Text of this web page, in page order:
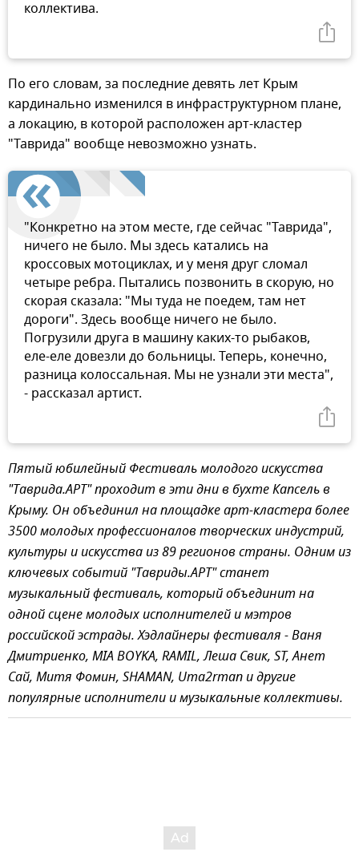
коллектива.
По его словам, за последние девять лет Крым
кардинально изменился в инфраструктурном плане,
а локацию, в которой расположен арт-кластер
"Таврида" вообще невозможно узнать.
"Конкретно на этом месте, где сейчас "Таврида",
ничего не было. Мы здесь катались на
кроссовых мотоциклах, и у меня друг сломал
четыре ребра. Пытались позвонить в скорую, но
скорая сказала: "Мы туда не поедем, там нет
дороги". Здесь вообще ничего не было.
Погрузили друга в машину каких-то рыбаков,
еле-еле довезли до больницы. Теперь, конечно,
разница колоссальная. Мы не узнали эти места",
- рассказал артист.
Пятый юбилейный Фестиваль молодого искусства
"Таврида.АРТ" проходит в эти дни в бухте Капсель в
Крыму. Он объединил на площадке арт-кластера более
3500 молодых профессионалов творческих индустрий,
культуры и искусства из 89 регионов страны. Одним из
ключевых событий "Тавриды.АРТ" станет
музыкальный фестиваль, который объединит на
одной сцене молодых исполнителей и мэтров
российской эстрады. Хэдлайнеры фестиваля - Ваня
Дмитриенко, MIA BOYKA, RAMIL, Леша Свик, ST, Анет
Сай, Митя Фомин, SHAMAN, Uma2rman и другие
популярные исполнители и музыкальные коллективы.